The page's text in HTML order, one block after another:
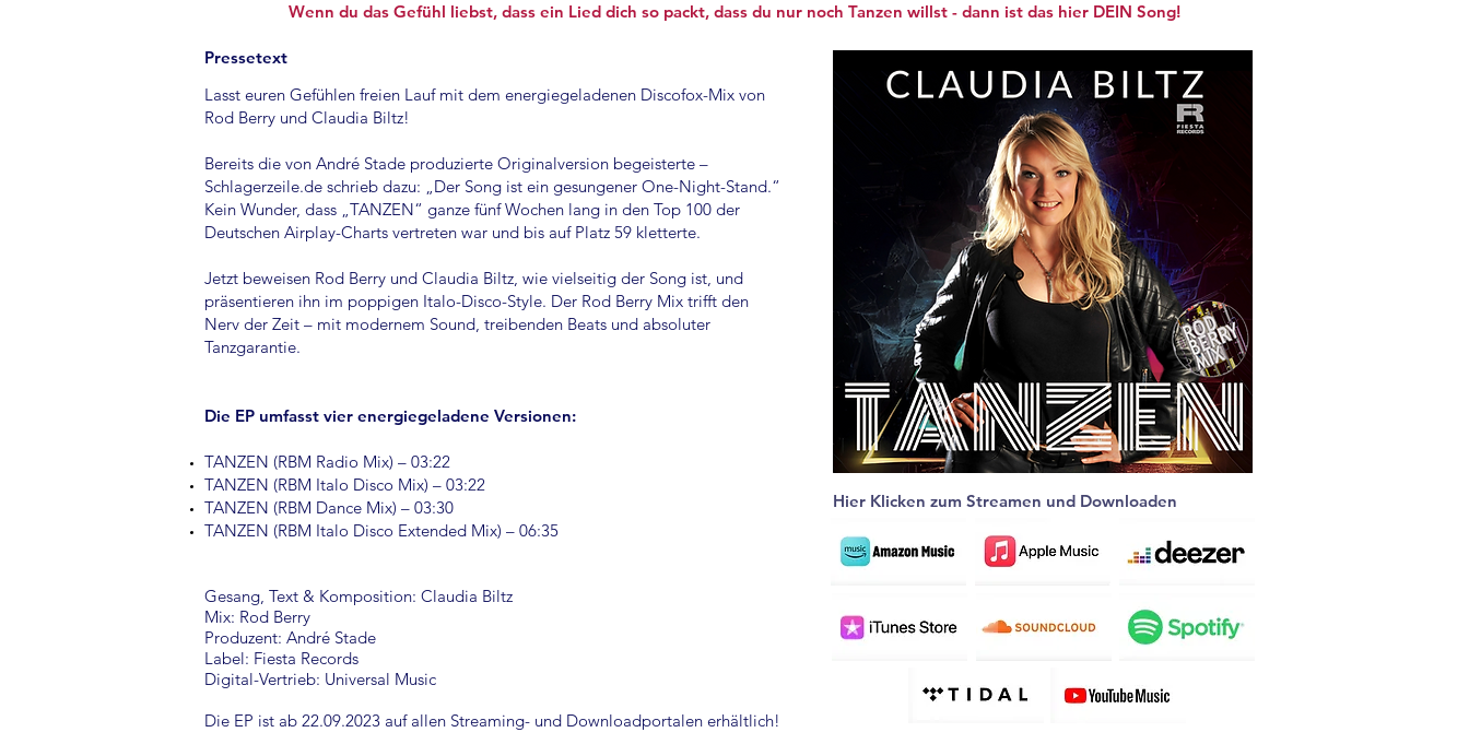
Wenn du das Gefühl liebst, dass ein Lied dich so packt, dass du nur noch Tanzen willst - dann ist das hier DEIN Song!
Pressetext
Lasst euren Gefühlen freien Lauf mit dem energiegeladenen Discofox-Mix von
Rod Berry und Claudia Biltz!
Bereits die von André Stade produzierte Originalversion begeisterte –
Schlagerzeile.de schrieb dazu: „Der Song ist ein gesungener One-Night-Stand.“
Kein Wunder, dass „TANZEN“ ganze fünf Wochen lang in den Top 100 der
Deutschen Airplay-Charts vertreten war und bis auf Platz 59 kletterte.
Jetzt beweisen Rod Berry und Claudia Biltz, wie vielseitig der Song ist, und
präsentieren ihn im poppigen Italo-Disco-Style. Der Rod Berry Mix trifft den
Nerv der Zeit – mit modernem Sound, treibenden Beats und absoluter
Tanzgarantie.
Die EP umfasst vier energiegeladene Versionen:
TANZEN (RBM Radio Mix) – 03:22
TANZEN (RBM Italo Disco Mix) – 03:22
TANZEN (RBM Dance Mix) – 03:30
TANZEN (RBM Italo Disco Extended Mix) – 06:35
Gesang, Text & Komposition: Claudia Biltz
Mix: Rod Berry
Produzent: André Stade
Label: Fiesta Records
Digital-Vertrieb: Universal Music
Die EP ist ab 22.09.2023 auf allen Streaming- und Downloadportalen erhältlich!
Hier Klicken zum Streamen und Downloaden